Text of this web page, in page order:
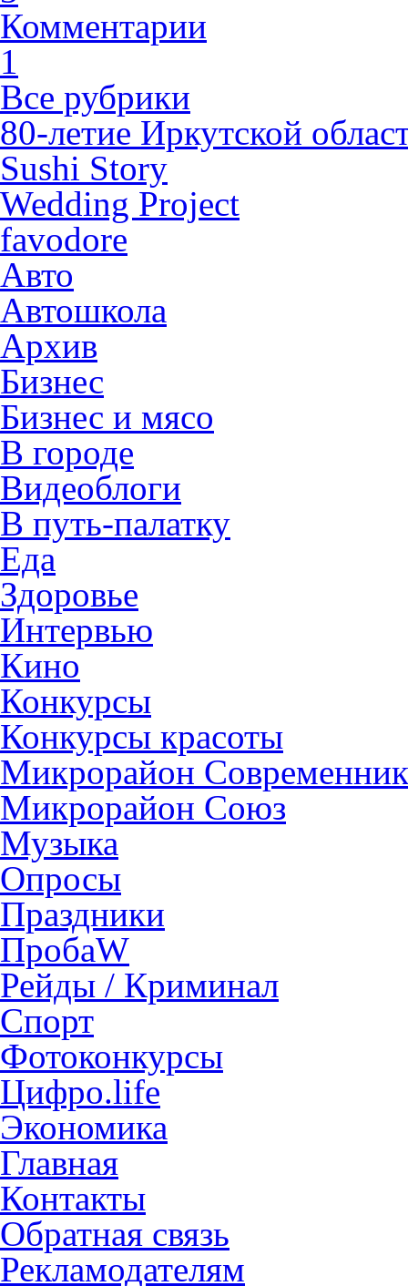
Комментарии
1
Все рубрики
80-летие Иркутской
Sushi Story
Wedding Project
favodore
Авто
Автошкола
Архив
Бизнес
Бизнес и мясо
В городе
Видеоблоги
В путь-палатку
Еда
Здоровье
Интервью
Кино
Конкурсы
Конкурсы красоты
Микрорайон Современник
Микрорайон Союз
Музыка
Опросы
Праздники
ПробаW
Рейды / Криминал
Спорт
Фотоконкурсы
Цифро.life
Экономика
Главная
Контакты
Обратная связь
Рекламодателям